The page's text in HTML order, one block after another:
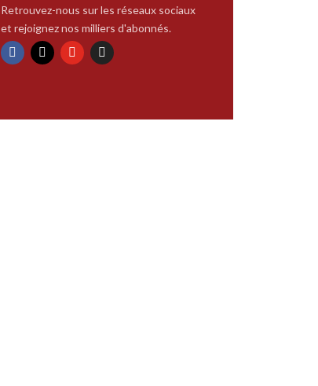
Retrouvez-nous sur les réseaux sociaux
et rejoignez nos milliers d'abonnés.